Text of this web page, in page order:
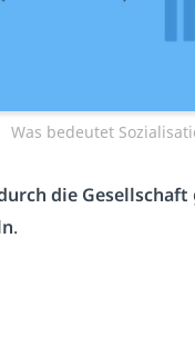
Was bedeutet
die Gesellschaft
.